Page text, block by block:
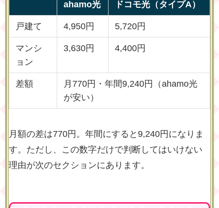
ahamo光 ドコモ光（タイプA）
戸建て 4,950円 5,720円
マンシ
ョン
3,630円 4,400円
差額
月770円・年間9,240円（ahamo光
が安い）
月額の差は770円。年間にすると9,240円になりま
す。ただし、この数字だけで判断してはいけない
理由が次のセクションにあります。